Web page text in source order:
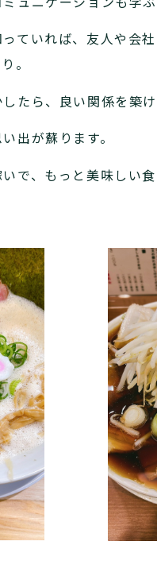
ていれば、友人や会
。
たら、良い関係を築け
出が蘇ります。
で、もっと美味しい